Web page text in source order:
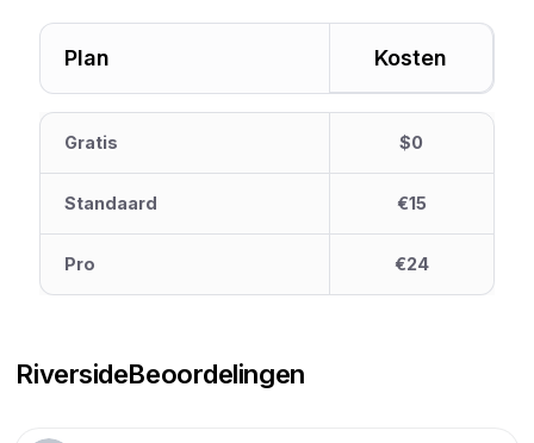
Plan Kosten
Gratis $0
Standaard €15
Pro €24
RiversideBeoordelingen